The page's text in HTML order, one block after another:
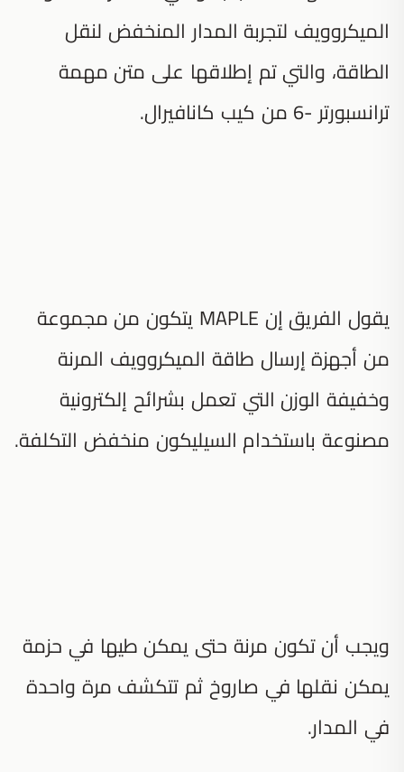
الميكروويف لتجربة المدار المنخفض لنقل
الطاقة، والتي تم إطلاقها على متن مهمة
ترانسبورتر -6 من كيب كانافيرال.
يقول الفريق إن MAPLE يتكون من مجموعة
من أجهزة إرسال طاقة الميكروويف المرنة
وخفيفة الوزن التي تعمل بشرائح إلكترونية
مصنوعة باستخدام السيليكون منخفض التكلفة.
ويجب أن تكون مرنة حتى يمكن طيها في حزمة
يمكن نقلها في صاروخ ثم تتكشف مرة واحدة
في المدار.